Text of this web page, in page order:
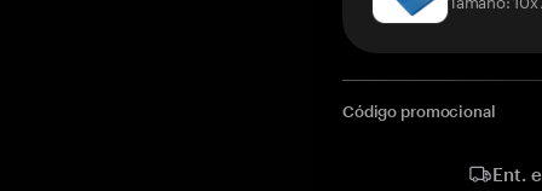
Código promocional
Ent.